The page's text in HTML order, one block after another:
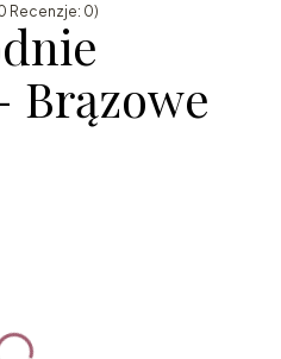
Recenzje: 0)
Brązowe